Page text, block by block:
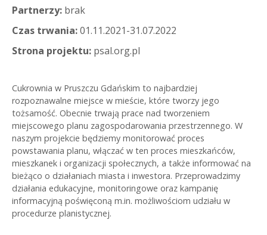
Partnerzy: brak
Czas trwania:01.11.2021-31.07.2022
Strona projektu: psal.org.pl
Cukrownia w Pruszczu Gdańskim to najbardziej
rozpoznawalne miejsce w mieście, które tworzy jego
tożsamość. Obecnie trwają prace nad tworzeniem
miejscowego planu zagospodarowania przestrzennego. W
naszym projekcie będziemy monitorować proces
powstawania planu, włączać w ten proces mieszkańców,
mieszkanek i organizacji społecznych, a także informować na
bieżąco o działaniach miasta i inwestora. Przeprowadzimy
działania edukacyjne, monitoringowe oraz kampanię
informacyjną poświęconą m.in. możliwościom udziału w
procedurze planistycznej.